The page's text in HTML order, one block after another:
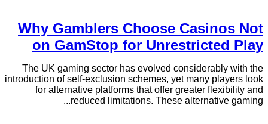
Why Gamblers Choose Casinos Not
on GamStop for Unrestricted Play
The UK gaming sector has evolved considerably with the
introduction of self-exclusion schemes, yet many players look
for alternative platforms that offer greater flexibility and
reduced limitations. These alternative gaming...